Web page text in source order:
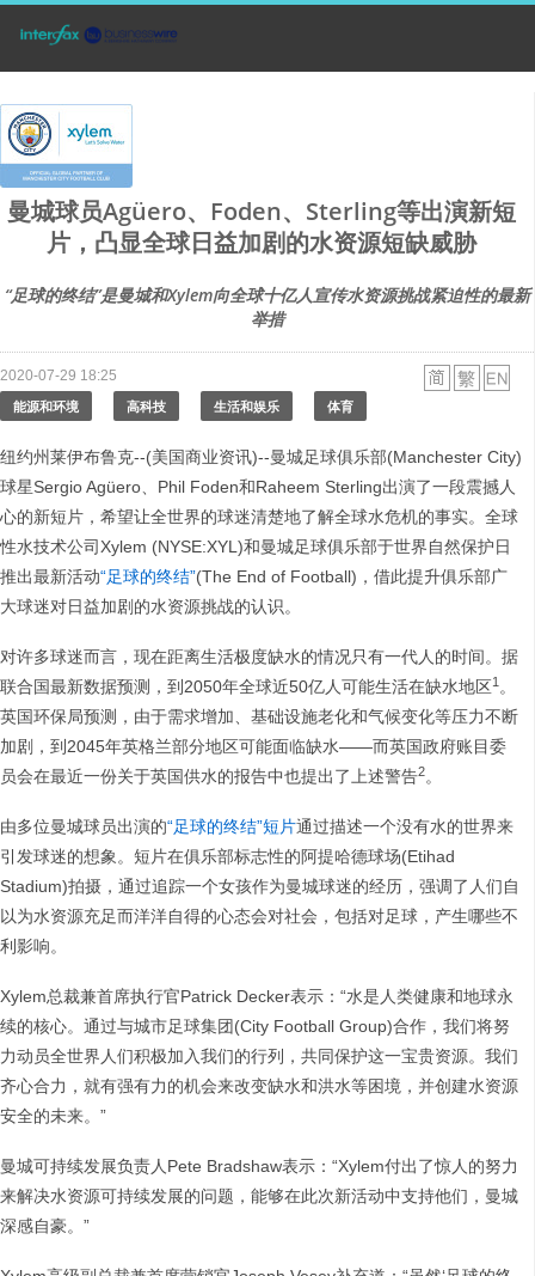
曼城球员Agüero、Foden、Sterling等出演新短
片，凸显全球日益加剧的水资源短缺威胁
“足球的终结”是曼城和Xylem向全球十亿人宣传水资源挑战紧迫性的最新
举措
2020-07-29 18:25
能源和环境 高科技 生活和娱乐 体育
纽约州莱伊布鲁克--(美国商业资讯)--曼城足球俱乐部(Manchester City)
球星Sergio Agüero、Phil Foden和Raheem Sterling出演了一段震撼人
心的新短片，希望让全世界的球迷清楚地了解全球水危机的事实。全球
性水技术公司Xylem (NYSE:XYL)和曼城足球俱乐部于世界自然保护日
推出最新活动“足球的终结”(The End of Football)，借此提升俱乐部广
大球迷对日益加剧的水资源挑战的认识。
对许多球迷而言，现在距离生活极度缺水的情况只有一代人的时间。据
联合国最新数据预测，到2050年全球近50亿人可能生活在缺水地区1 。
英国环保局预测，由于需求增加、基础设施老化和气候变化等压力不断
加剧，到2045年英格兰部分地区可能面临缺水——而英国政府账目委
员会在最近一份关于英国供水的报告中也提出了上述警告2。
由多位曼城球员出演的“足球的终结”短片通过描述一个没有水的世界来
引发球迷的想象。短片在俱乐部标志性的阿提哈德球场(Etihad
Stadium)拍摄，通过追踪一个女孩作为曼城球迷的经历，强调了人们自
以为水资源充足而洋洋自得的心态会对社会，包括对足球，产生哪些不
利影响。
Xylem总裁兼首席执行官Patrick Decker表示：“水是人类健康和地球永
续的核心。通过与城市足球集团(City Football Group)合作，我们将努
力动员全世界人们积极加入我们的行列，共同保护这一宝贵资源。我们
齐心合力，就有强有力的机会来改变缺水和洪水等困境，并创建水资源
安全的未来。”
曼城可持续发展负责人Pete Bradshaw表示：“Xylem付出了惊人的努力
来解决水资源可持续发展的问题，能够在此次新活动中支持他们，曼城
深感自豪。”